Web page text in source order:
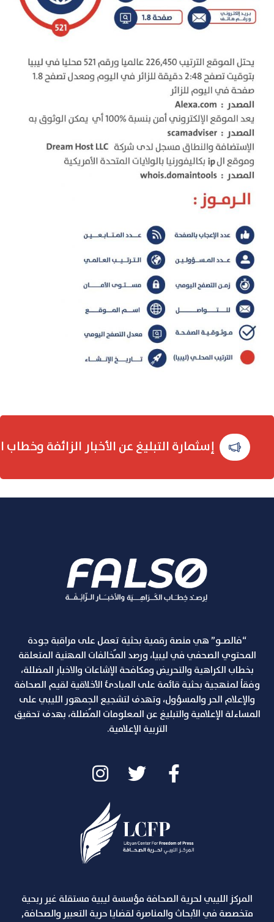
إسثمارة التبليغ عن الأخبار الزائفة وخطاب
“فالصـو” هي منصة رقمية بحثية تعمل على مراقبة جودة
المحتوي الصحفي في ليبيا، ورصد المٌخالفات المهنية المتعلقة
بخطاب الكراهية والتحريض ومكافحة الإشاعات والاخبار المضللة،
وفقاً لمنهجية بحثية قائمة على المبادئ الأخلاقية لقيم الصحافة
والإعلام الحر والمسؤول، وتهدف لتشجيع الجمهور الليبي على
المساءلة الإعلامية والتبليغ عن المعلومات المٌضللة، بهدف تحقيق
التربية الإعلامية.
المركز الليبي لحرية الصحافة مؤسسة ليبية مستقلة غير ربحية
متخصصة في الأبحاث والمناصرة لقضايا حرية التعبير والصحافة,